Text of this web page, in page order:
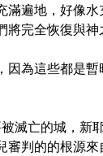
遍地，好像
完全恢復與神
為這些都是
滅亡的城，新
判的的根源